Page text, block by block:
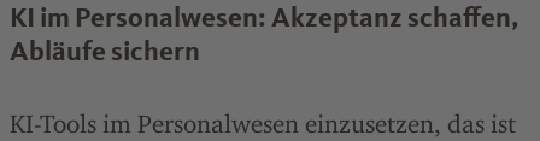
KI im Personalwesen: Akzeptanz schaffen,
Abläufe sichern
KI-Tools im Personalwesen einzusetzen, das ist